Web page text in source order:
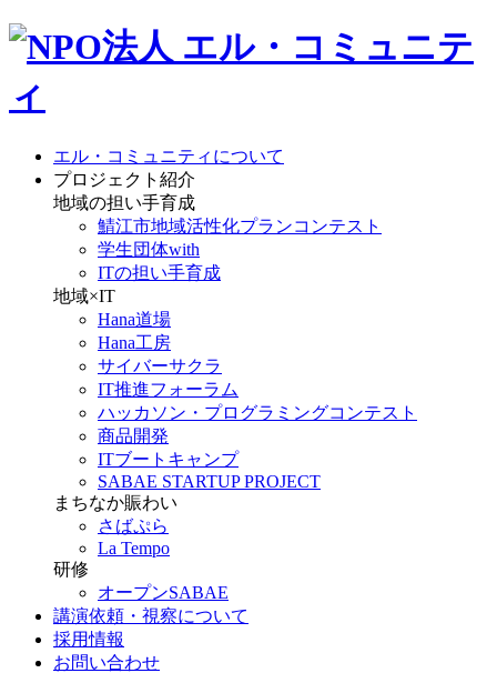
エル・コミュニティについて
プロジェクト紹介
地域の担い手育成
鯖江市地域活性化プランコンテスト
学生団体with
ITの担い手育成
地域×IT
Hana道場
Hana工房
サイバーサクラ
IT推進フォーラム
ハッカソン・プログラミングコンテスト
商品開発
ITブートキャンプ
SABAE STARTUP PROJECT
まちなか賑わい
さばぷら
La Tempo
研修
オープンSABAE
講演依頼・視察について
採用情報
お問い合わせ